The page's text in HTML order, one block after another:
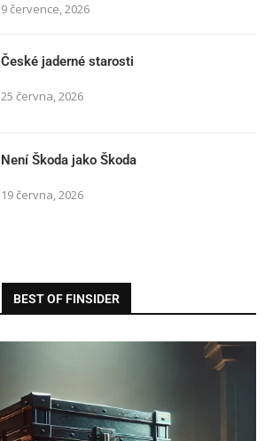
9 července, 2026
České jaderné starosti
25 června, 2026
Není Škoda jako Škoda
19 června, 2026
BEST OF FINSIDER